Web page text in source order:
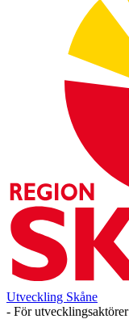
Utveckling Skåne
- För utvecklingsaktörer